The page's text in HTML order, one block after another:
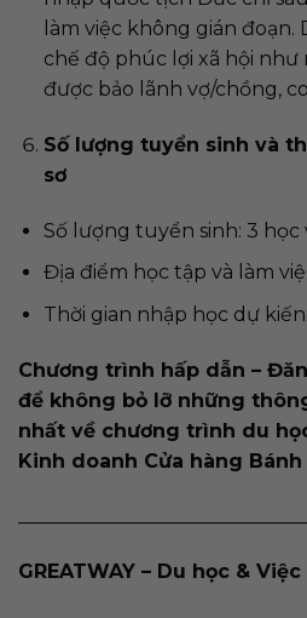
làm việc không gián
chế độ phúc lợi xã hội
được bảo lãnh vợ/chồng,
Số lượng tuyển sinh và
sơ
Số lượng tuyển sinh: 3 học
Địa điểm học tập và làm
Thời gian nhập học dự
Chương trình hấp dẫn –
để không bỏ lỡ những
nhất về chương trình du
Kinh doanh Cửa hàng
GREATWAY – Du học &